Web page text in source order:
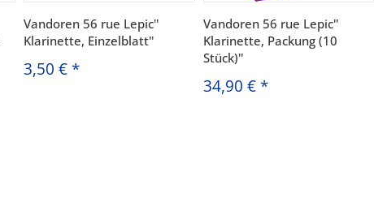
Vandoren 56 rue Lepic''
Klarinette, Einzelblatt''
3,50 € *
Vandoren 56 rue Lepic''
Klarinette, Packung (10
Stück)''
34,90 € *